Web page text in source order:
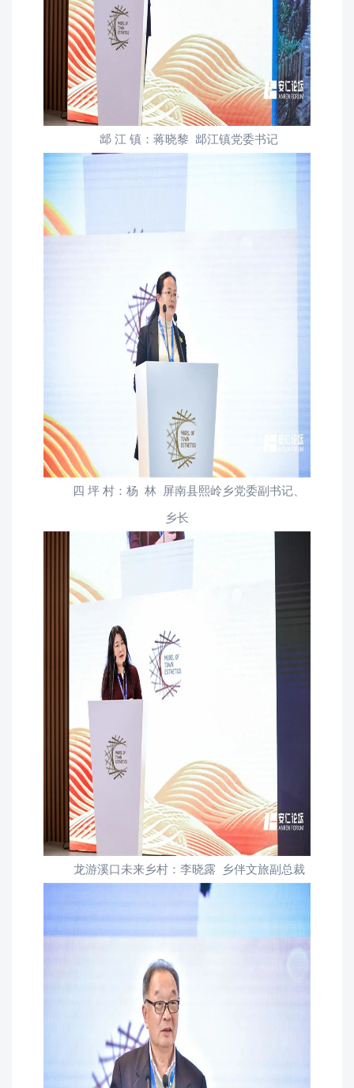
䢺 江 镇：蒋晓黎 䢺江镇党委书记
四 坪 村：杨 林 屏南县熙岭乡党委副书记、
乡长
龙游溪口未来乡村：李晓露 乡伴文旅副总裁